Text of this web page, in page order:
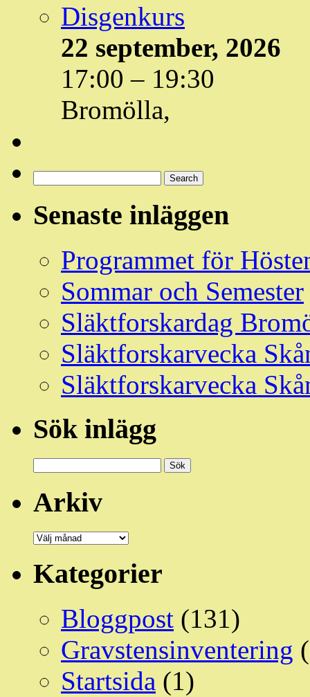
Disgenkurs
22 september, 2026
17:00 – 19:30
Bromölla,
Händelser
SearchEvents
Senaste inläggen
Programmet för
Sommar och Semester
Släktforskardag
Släktforskarvecka
Släktforskarvecka
Sök inlägg
efter:
Arkiv
Arkiv
Kategorier
Bloggpost (131)
Gravstensinventering
Startsida (1)